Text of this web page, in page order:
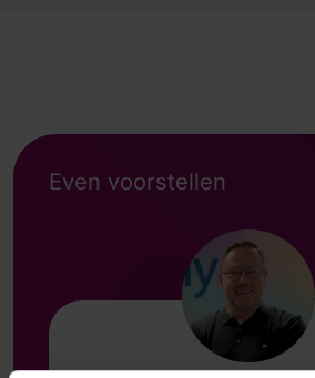
Even voorstellen